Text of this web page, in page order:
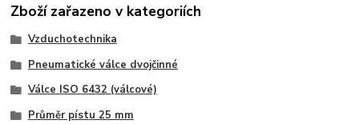
Zboží zařazeno v kategoriích
Vzduchotechnika
Pneumatické válce dvojčinné
Válce ISO 6432 (válcové)
Průměr pístu 25 mm